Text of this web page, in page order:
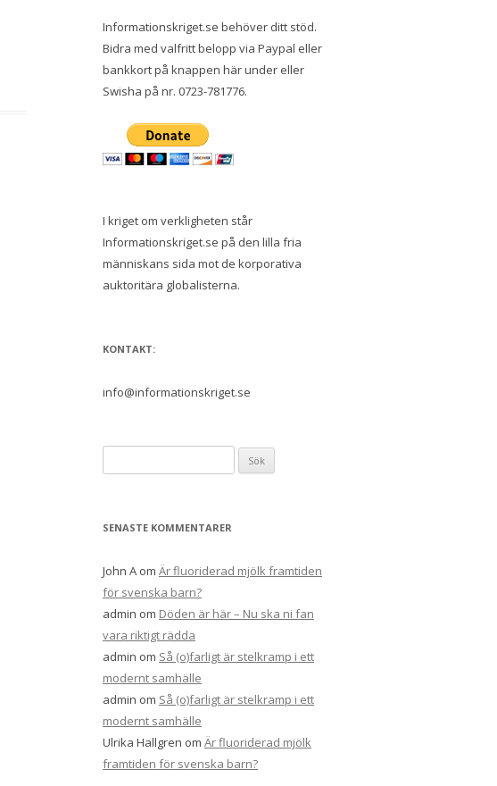
Informationskriget.se behöver ditt stöd.
Bidra med valfritt belopp via Paypal eller
bankkort på knappen här under eller
Swisha på nr. 0723-781776.
I kriget om verkligheten står
Informationskriget.se på den lilla fria
människans sida mot de korporativa
auktoritära globalisterna.
KONTAKT:
info@informationskriget.se
ö
e
t
e
SENASTE KOMMENTARER
John A om Är fluoriderad mjölk framtiden
för svenska barn?
admin om Döden är här – Nu ska ni fan
vara riktigt rädda
admin om Så (o)farligt är stelkramp i ett
modernt samhälle
admin om Så (o)farligt är stelkramp i ett
modernt samhälle
Ulrika Hallgren om Är fluoriderad mjölk
framtiden för svenska barn?